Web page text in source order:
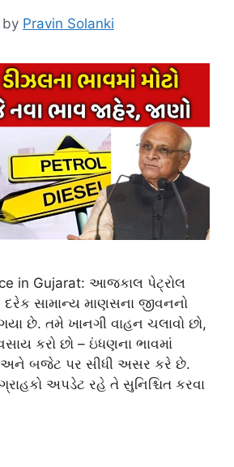
by Pravin Solanki
in Gujarat: આજકાલ પેટ્રોલ
સામાન્ય માણસના જીવનનો
છે. તમે ખાનગી વાહન ચલાવો છો,
કરો છો – ઇંધણના ભાવમાં
અને બજેટ પર સીધી અસર કરે છે.
અપડેટ રહે તે સુનિશ્ચિત કરવા